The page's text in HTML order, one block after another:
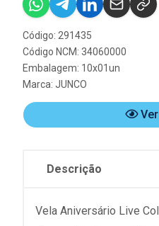
Código: 291435
Código NCM: 34060000
Embalagem: 10x01un
Marca: JUNCO
Ver
Descrição
Vela Aniversário Live